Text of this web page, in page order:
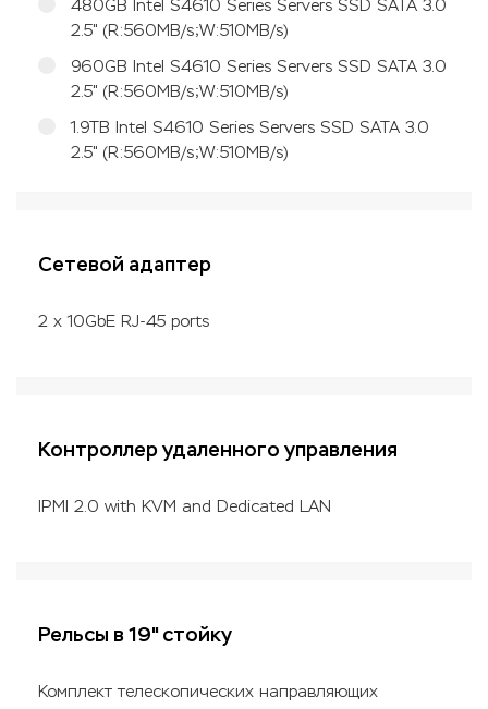
480GB Intel S4610 Series Servers SSD SATA 3.0
2.5" (R:560MB/s;W:510MB/s)
960GB Intel S4610 Series Servers SSD SATA 3.0
2.5" (R:560MB/s;W:510MB/s)
1.9TB Intel S4610 Series Servers SSD SATA 3.0
2.5" (R:560MB/s;W:510MB/s)
Сетевой адаптер
2 x 10GbE RJ-45 ports
Контроллер удаленного управления
IPMI 2.0 with KVM and Dedicated LAN
Рельсы в 19" стойку
Комплект телескопических направляющих